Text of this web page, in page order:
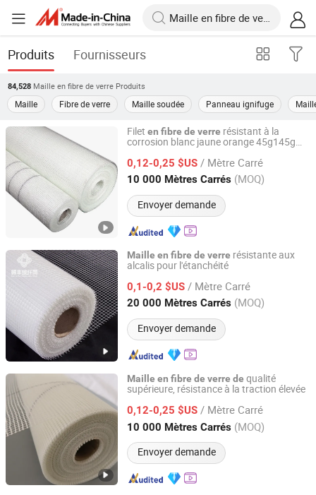
Produits Fournisseurs
84,528 Maille en fibre de verre Produits
Maille Fibre de verre Maille soudée Panneau ignifuge
Filet en fibre de verre résistant à la
corrosion blanc jaune orange 45g145g
pour matériaudeconstruction
0,12-0,25 $US / Mètre Carré
10 000 Mètres Carrés (MOQ)
Envoyer demande
HeBei XiongAn HengYun Technology Co., Ltd.
Hebei, China Depuis 2024
Maille en fibre de verre résistante aux
alcalis pour l'étanchéité
0,1-0,2 $US / Mètre Carré
20 000 Mètres Carrés (MOQ)
Envoyer demande
Jiangxi Huayuan New Material Group Co.,Ltd.
Jiangxi, China Depuis 2024
Maille en fibre de verre de qualité
supérieure, résistance à la traction élevée
0,12-0,25 $US / Mètre Carré
10 000 Mètres Carrés (MOQ)
Envoyer demande
HeBei XiongAn HengYun Technology Co., Ltd.
Hebei, China Depuis 2024